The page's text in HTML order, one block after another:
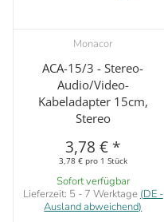
Monacor
ACA-15/3 - Stereo-
Audio/Video-
Kabeladapter 15cm,
Stereo
3,78 € *
3,78 € pro 1 Stück
Sofort verfügbar
Lieferzeit: 5 - 7 Werktage (DE -
Ausland abweichend)